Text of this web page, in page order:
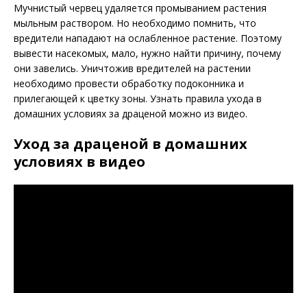
Мучнистый червец удаляется промыванием растения
мыльным раствором. Но необходимо помнить, что
вредители нападают на ослабленное растение. Поэтому
вывести насекомых, мало, нужно найти причину, почему
они завелись. Уничтожив вредителей на растении
необходимо провести обработку подоконника и
прилегающей к цветку зоны. Узнать правила ухода в
домашних условиях за драценой можно из видео.
Уход за драценой в домашних
условиях в видео